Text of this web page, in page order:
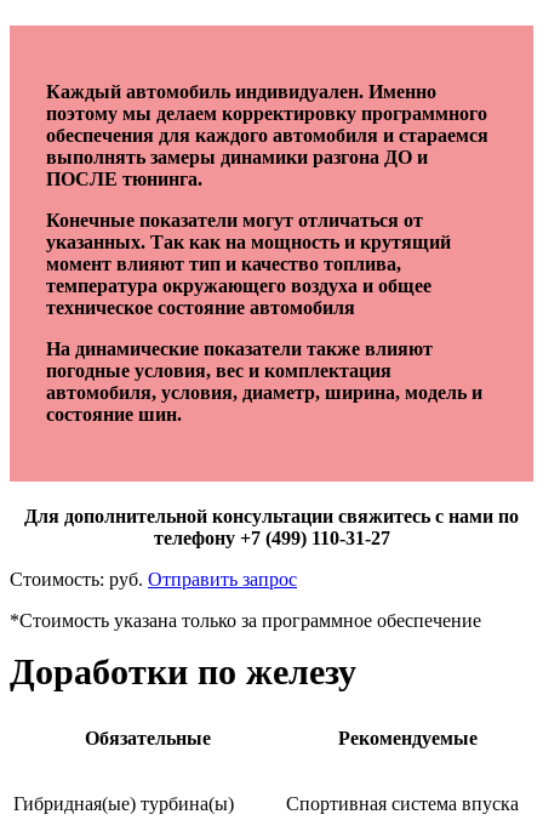
Каждый автомобиль индивидуален. Именно
поэтому мы делаем корректировку программного
обеспечения для каждого автомобиля и стараемся
выполнять замеры динамики разгона ДО и
ПОСЛЕ тюнинга.
Конечные показатели могут отличаться от
указанных. Так как на мощность и крутящий
момент влияют тип и качество топлива,
температура окружающего воздуха и общее
техническое состояние автомобиля
На динамические показатели также влияют
погодные условия, вес и комплектация
автомобиля, условия, диаметр, ширина, модель и
состояние шин.
Для дополнительной консультации свяжитесь с нами по
телефону +7 (499) 110-31-27
Стоимость: руб. Отправить запрос
*Стоимость указана только за программное обеспечение
Доработки по железу
Обязательные Рекомендуемые
Гибридная(ые) турбина(ы) Спортивная система впуска